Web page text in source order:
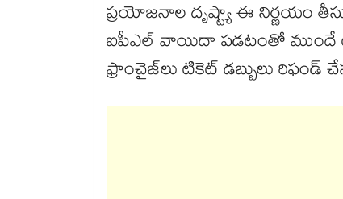
ప్రయోజనాల దృష్ట్యా ఈ నిర్ణయం
ఐపీఎల్ వాయిదా పడటంతో ముందే
ఫ్రాంచైజ్‎లు టికెట్ డబ్బులు రిఫండ్